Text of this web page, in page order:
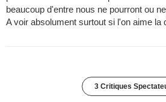
beaucoup d'entre nous ne pourront ou
A voir absolument surtout si l'on aime la
3 Critiques